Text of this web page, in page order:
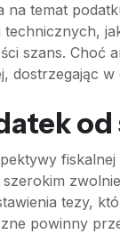
na temat
technicznych,
szans. Choć
dostrzegając
od
szerokim
tezy,
powinny